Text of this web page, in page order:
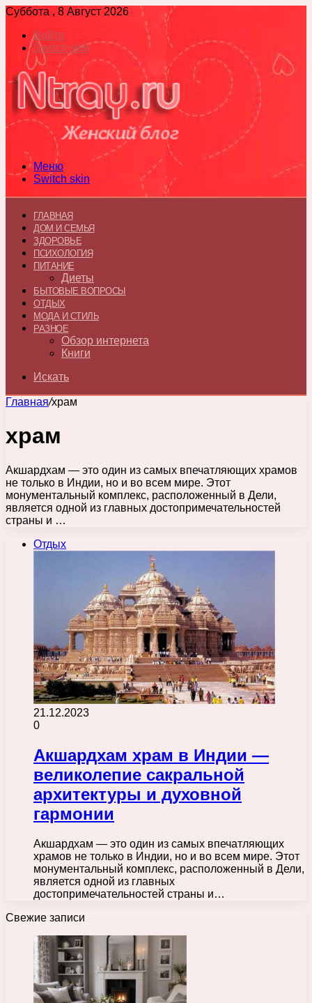
Суббота , 8 Август 2026
Войти
Switch skin
Меню
Switch skin
ГЛАВНАЯ
ДОМ И СЕМЬЯ
ЗДОРОВЬЕ
ПСИХОЛОГИЯ
ПИТАНИЕ
Диеты
БЫТОВЫЕ ВОПРОСЫ
ОТДЫХ
МОДА И СТИЛЬ
РАЗНОЕ
Обзор интернета
Книги
Искать
Главная/храм
храм
Акшардхам — это один из самых впечатляющих храмов
не только в Индии, но и во всем мире. Этот
монументальный комплекс, расположенный в Дели,
является одной из главных достопримечательностей
страны и …
Отдых
21.12.2023
0
Акшардхам храм в Индии —
великолепие сакральной
архитектуры и духовной
гармонии
Акшардхам — это один из самых впечатляющих
храмов не только в Индии, но и во всем мире. Этот
монументальный комплекс, расположенный в Дели,
является одной из главных
достопримечательностей страны и…
Свежие записи